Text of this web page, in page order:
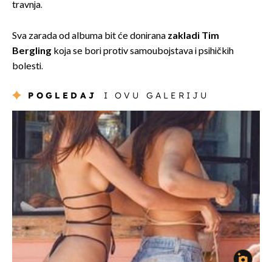
travnja.
Sva zarada od albuma bit će donirana zakladi Tim
Bergling koja se bori protiv samoubojstava i psihičkih
bolesti.
POGLEDAJ I OVU GALERIJU